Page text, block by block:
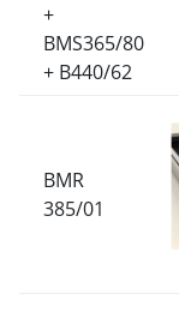
+
BMS365/80
+ B440/62
BMR
385/01